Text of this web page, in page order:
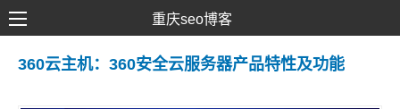
SEO优化
重庆seo博客
360云主机：360安全云服务器产品特性及功能